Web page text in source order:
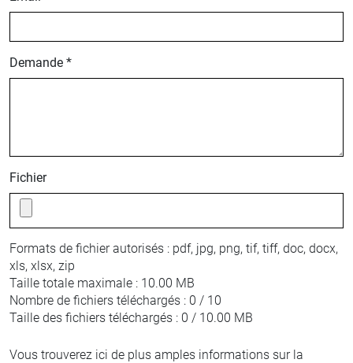
Demande *
Fichier
Formats de fichier autorisés : pdf, jpg, png, tif, tiff, doc, docx,
xls, xlsx, zip
Taille totale maximale : 10.00 MB
Nombre de fichiers téléchargés : 0 / 10
Taille des fichiers téléchargés : 0 / 10.00 MB
Vous trouverez ici de plus amples informations sur la